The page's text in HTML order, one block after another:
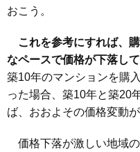
アクシア八王子ピュ
住所 東京都八王子市
交通 京王八王子駅（
相場 4,010万円
(50.8万円/㎡
無料一
おこう。
これを参考にすれば、
なペースで価格が下落し
築10年のマンションを購
った場合、築10年と築20
ば、おおよその価格変動
価格下落が激しい地域